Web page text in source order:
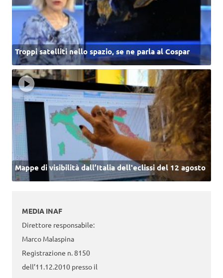
Troppi satelliti nello spazio, se ne parla al Cospar
Mappe di visibilità dall’Italia dell'eclissi del 12 agosto
MEDIA INAF
Direttore responsabile:
Marco Malaspina
Registrazione n. 8150
dell’11.12.2010 presso il